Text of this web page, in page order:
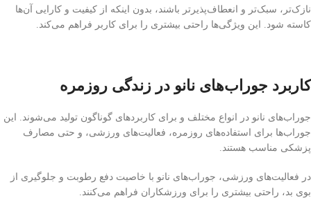
نازک‌تر، سبک‌تر و انعطاف‌پذیرتر باشند، بدون اینکه از کیفیت و کارایی آن‌ها
کاسته شود. این ویژگی‌ها راحتی بیشتری را برای کاربر فراهم می‌کند.
کاربرد جوراب‌های نانو در زندگی روزمره
جوراب‌های نانو در انواع مختلف و برای کاربردهای گوناگون تولید می‌شوند. این
جوراب‌ها برای استفاده‌های روزمره، فعالیت‌های ورزشی، و حتی مصارف
پزشکی مناسب هستند.
در فعالیت‌های ورزشی، جوراب‌های نانو با خاصیت دفع رطوبت و جلوگیری از
بوی بد، راحتی بیشتری را برای ورزشکاران فراهم می‌کنند.